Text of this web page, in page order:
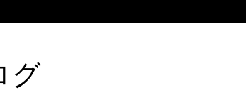
グ